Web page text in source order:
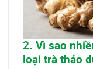
2. Vì sao
loại trà thảo